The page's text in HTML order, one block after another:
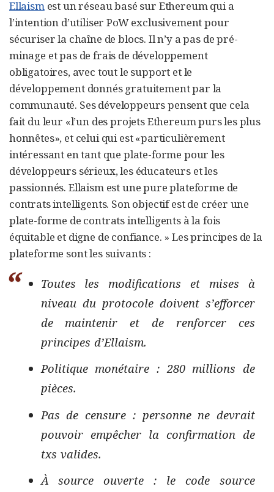
Ellaismest un réseau basé sur Ethereum qui a
l’intention d’utiliser PoW exclusivement pour
sécuriser la chaîne de blocs. Il n’y a pas de pré-
minage et pas de frais de développement
obligatoires, avec tout le support et le
développement donnés gratuitement par la
communauté. Ses développeurs pensent que cela
fait du leur «l’un des projets Ethereum purs les plus
honnêtes», et celui qui est «particulièrement
intéressant en tant que plate-forme pour les
développeurs sérieux, les éducateurs et les
passionnés. Ellaism est une pure plateforme de
contrats intelligents. Son objectif est de créer une
plate-forme de contrats intelligents à la fois
équitable et digne de confiance. » Les principes de la
plateforme sont les suivants :
Toutes les modifications et mises à
niveau du protocole doivent s’efforcer
de maintenir et de renforcer ces
principes d’Ellaism.
Politique monétaire : 280 millions de
pièces.
Pas de censure : personne ne devrait
pouvoir empêcher la confirmation de
txs valides.
À source ouverte : le code source